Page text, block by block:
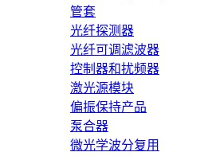
管套
光纤探测器
光纤可调滤波器
控制器和扰频器
激光源模块
偏振保持产品
泵合器
微光学波分复用